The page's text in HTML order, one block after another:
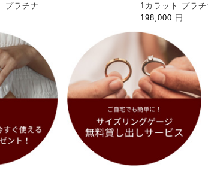
プラチナ...
1カラット プラ
198,000 円